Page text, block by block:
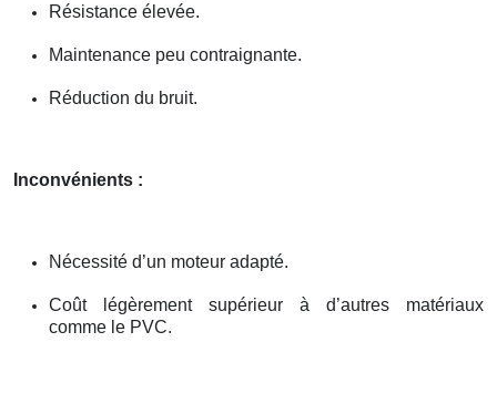
Résistance élevée.
Maintenance peu contraignante.
Réduction du bruit.
Inconvénients :
Nécessité d’un moteur adapté.
Coût légèrement supérieur à d’autres matériaux
comme le PVC.